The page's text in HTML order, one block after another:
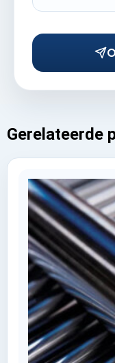
Gerelateerde